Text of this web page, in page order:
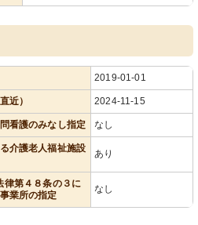
2019-01-01
近） 2024-11-15
看護のみなし指定 なし
介護老人福祉施設
あり
律第４８条の３に
業所の指定
なし